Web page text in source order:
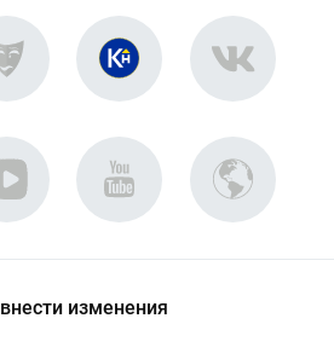
внести изменения